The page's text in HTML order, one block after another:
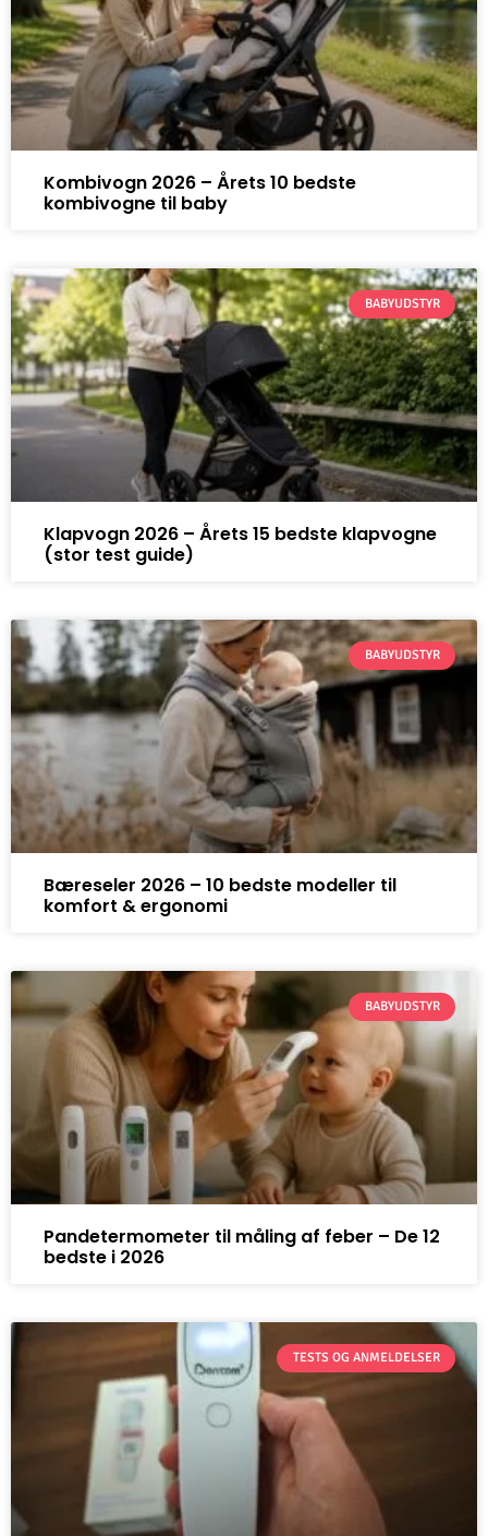
Kombivogn 2026 – Årets 10 bedste
kombivogne til baby
BABYUDSTYR
Klapvogn 2026 – Årets 15 bedste klapvogne
(stor test guide)
BABYUDSTYR
Bæreseler 2026 – 10 bedste modeller til
komfort & ergonomi
BABYUDSTYR
Pandetermometer til måling af feber – De 12
bedste i 2026
TESTS OG ANMELDELSER